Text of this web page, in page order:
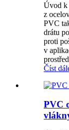
Úvod k
z
PVC
drátu
proti
v
Číst
PVC